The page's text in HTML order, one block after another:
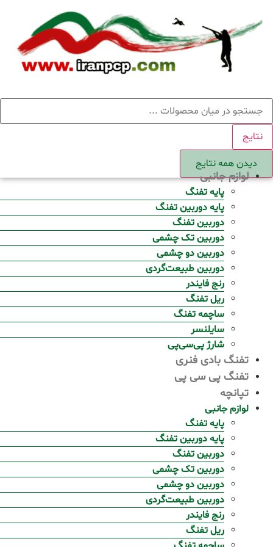
content
جستجو
.
نتایج
دیدن همه نتایج
لوازم جانبی
پایه تفنگ
پایه دوربین تفنگ
دوربین تفنگ
دوربین تک چشمی
دوربین دو چشمی
دوربین طبیعت‌گردی
رنج فایندر
ریل تفنگ
ساچمه تفنگ
سایلنسر
شارژ پی‌سی‌پی
تفنگ بادی فنری
تفنگ پی سی پی
تپانچه
لوازم جانبی
پایه تفنگ
پایه دوربین تفنگ
دوربین تفنگ
دوربین تک چشمی
دوربین دو چشمی
دوربین طبیعت‌گردی
رنج فایندر
ریل تفنگ